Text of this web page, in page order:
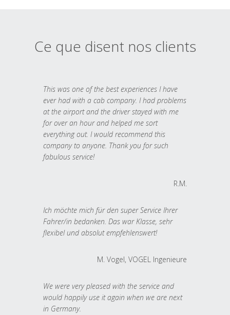
Ce que disent nos clients
This was one of the best experiences I have
ever had with a cab company. I had problems
at the airport and the driver stayed with me
for over an hour and helped me sort
everything out. I would recommend this
company to anyone. Thank you for such
fabulous service!
R.M.
Ich möchte mich für den super Service Ihrer
Fahrer/in bedanken. Das war Klasse, sehr
flexibel und absolut empfehlenswert!
M. Vogel, VOGEL Ingenieure
We were very pleased with the service and
would happily use it again when we are next
in Germany.